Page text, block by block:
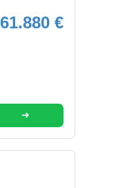
61.880 €
➜